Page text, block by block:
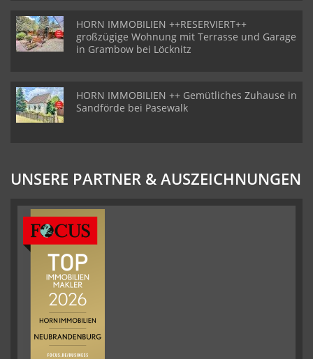
HORN IMMOBILIEN ++RESERVIERT++
großzügige Wohnung mit Terrasse und Garage
in Grambow bei Löcknitz
HORN IMMOBILIEN ++ Gemütliches Zuhause in
Sandförde bei Pasewalk
UNSERE PARTNER & AUSZEICHNUNGEN